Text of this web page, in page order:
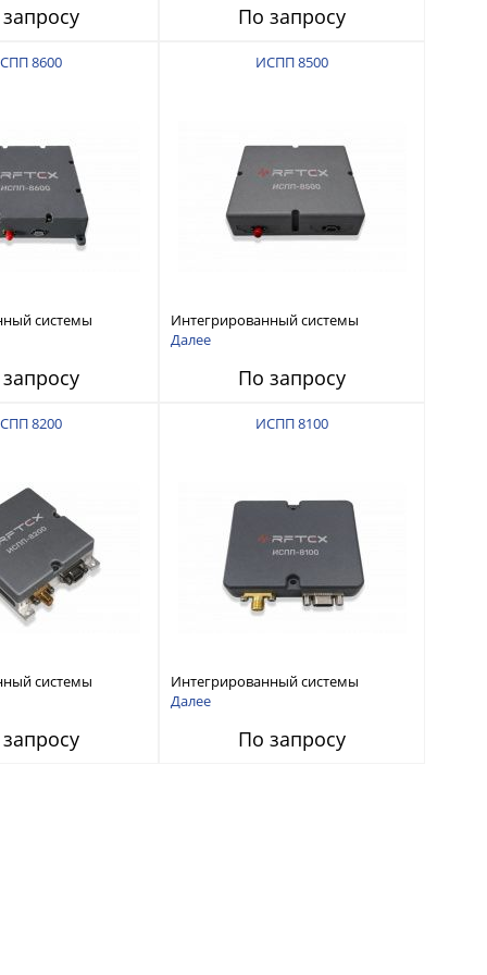
По запросу
8600
системы
помех RFТех
ИСПП 8500
Интегрированный системы
защиты от ГНСС-помех RFТех
Далее
По запросу
8200
системы
помех RFТех
ИСПП 8100
Интегрированный системы
защиты от ГНСС-помех RFТех
Далее
По запросу